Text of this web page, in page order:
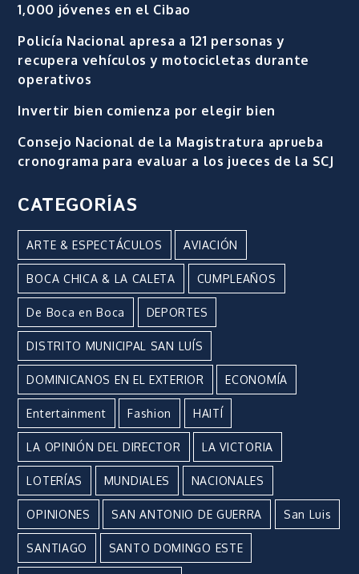
1,000 jóvenes en el Cibao
Policía Nacional apresa a 121 personas y
recupera vehículos y motocicletas durante
operativos
Invertir bien comienza por elegir bien
Consejo Nacional de la Magistratura aprueba
cronograma para evaluar a los jueces de la SCJ
CATEGORÍAS
ARTE & ESPECTÁCULOS AVIACIÓN
BOCA CHICA & LA CALETA CUMPLEAÑOS
De Boca en Boca DEPORTES
DISTRITO MUNICIPAL SAN LUÍS
DOMINICANOS EN EL EXTERIOR ECONOMÍA
Entertainment Fashion HAITÍ
LA OPINIÓN DEL DIRECTOR LA VICTORIA
LOTERÍAS MUNDIALES NACIONALES
OPINIONES SAN ANTONIO DE GUERRA San Luis
SANTIAGO SANTO DOMINGO ESTE